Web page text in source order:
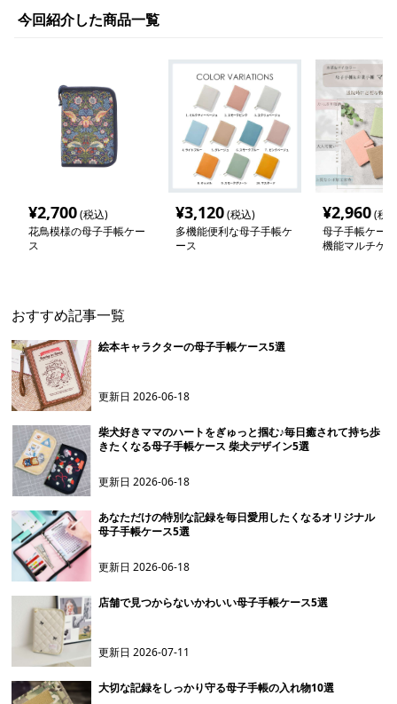
今回紹介した商品一覧
¥2,700(税込)
花鳥模様の母子手帳ケー
ス
¥3,120(税込)
多機能便利な母子手帳ケ
ース
¥2,960(税
母子手帳ケー
機能マルチケ
おすすめ記事一覧
絵本キャラクターの母子手帳ケース5選
更新日2026-06-18
柴犬好きママのハートをぎゅっと掴む♪毎日癒されて持ち歩
きたくなる母子手帳ケース 柴犬デザイン5選
更新日2026-06-18
あなただけの特別な記録を毎日愛用したくなるオリジナル
母子手帳ケース5選
更新日2026-06-18
店舗で見つからないかわいい母子手帳ケース5選
更新日2026-07-11
大切な記録をしっかり守る母子手帳の入れ物10選